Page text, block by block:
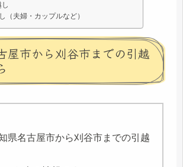
（夫婦・カップルなど）
屋市から刈谷市までの引越
県名古屋市から刈谷市までの引越